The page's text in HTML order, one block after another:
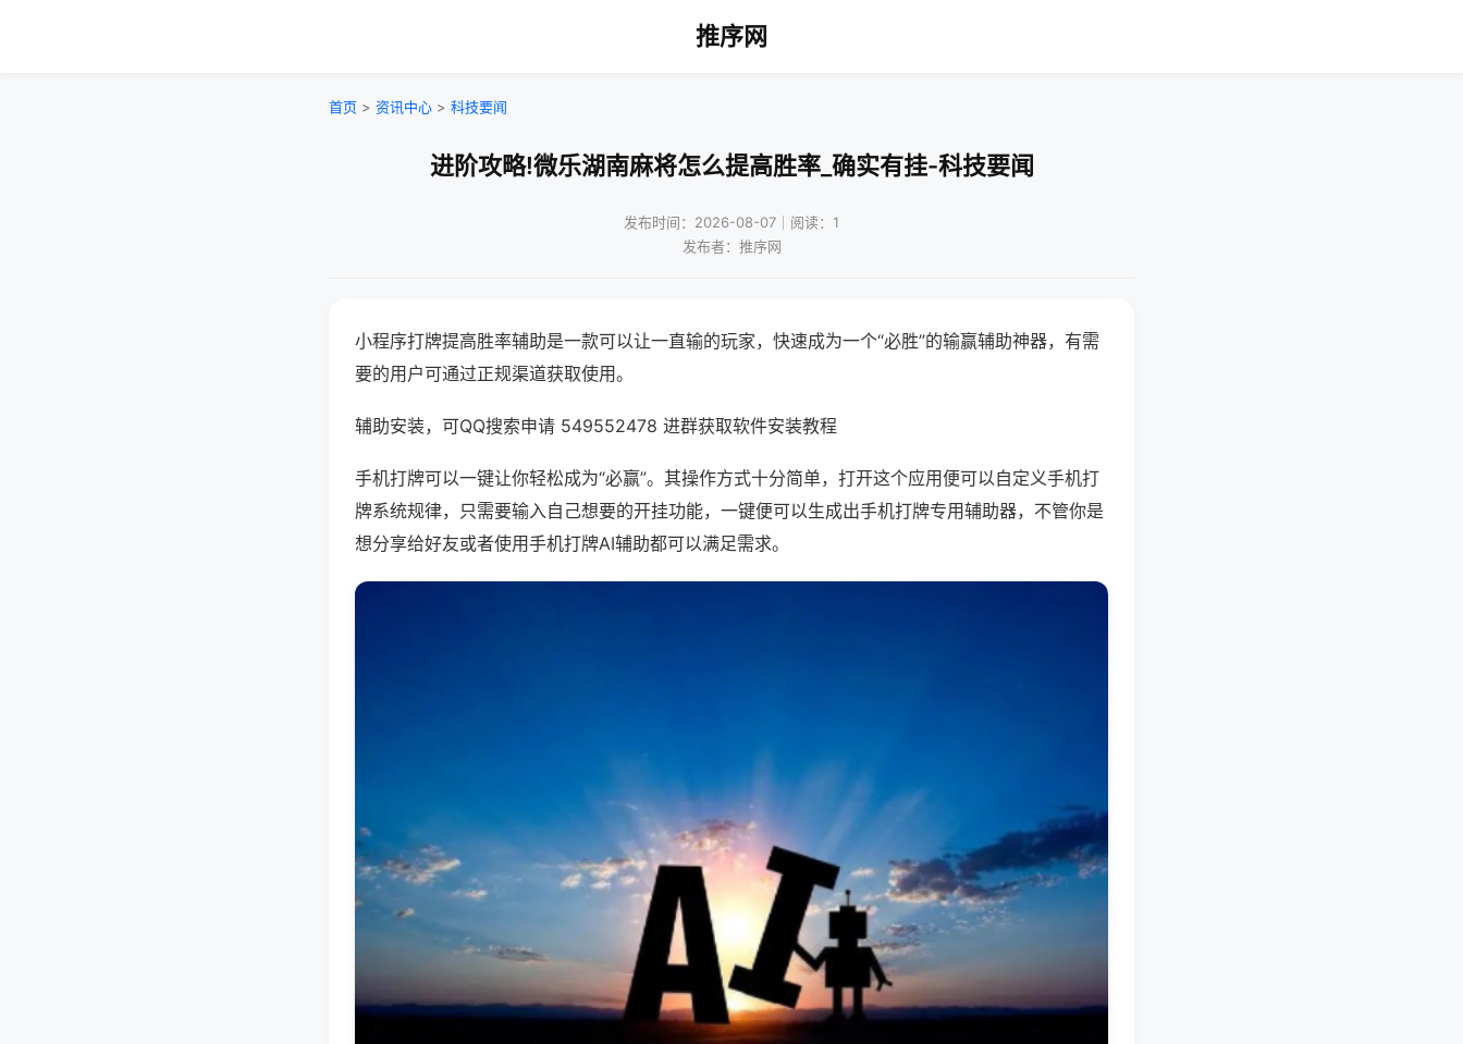
推序网
首页 > 资讯中心 > 科技要闻
进阶攻略!微乐湖南麻将怎么提高胜率_确实有挂-科技要闻
发布时间：2026-08-07｜阅读：1
发布者：推序网
小程序打牌提高胜率辅助是一款可以让一直输的玩家，快速成为一个“必胜”的输赢辅助神器，有需
要的用户可通过正规渠道获取使用。
辅助安装，可QQ搜索申请 549552478 进群获取软件安装教程
手机打牌可以一键让你轻松成为“必赢”。其操作方式十分简单，打开这个应用便可以自定义手机打
牌系统规律，只需要输入自己想要的开挂功能，一键便可以生成出手机打牌专用辅助器，不管你是
想分享给好友或者使用手机打牌AI辅助都可以满足需求。